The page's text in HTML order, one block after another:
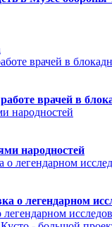
врачей в
народностей
о легендарном